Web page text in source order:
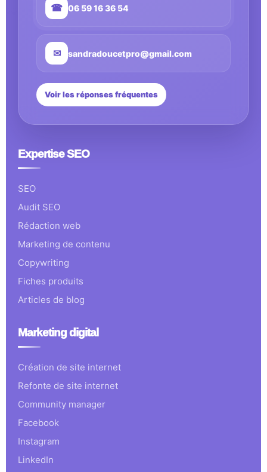
☎ 06 59 16 36 54
✉ sandradoucetpro@gmail.com
Voir les réponses fréquentes
Expertise SEO
SEO
Audit SEO
Rédaction web
Marketing de contenu
Copywriting
Fiches produits
Articles de blog
Marketing digital
Création de site internet
Refonte de site internet
Community manager
Facebook
Instagram
LinkedIn